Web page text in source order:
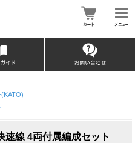
速線 4両付属編成セット